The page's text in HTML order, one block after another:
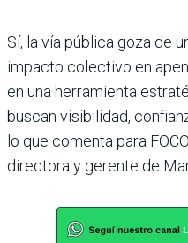
Sí, la vía pública goza de
impacto colectivo en
en una herramienta
buscan visibilidad,
lo que comenta para
directora y gerente de